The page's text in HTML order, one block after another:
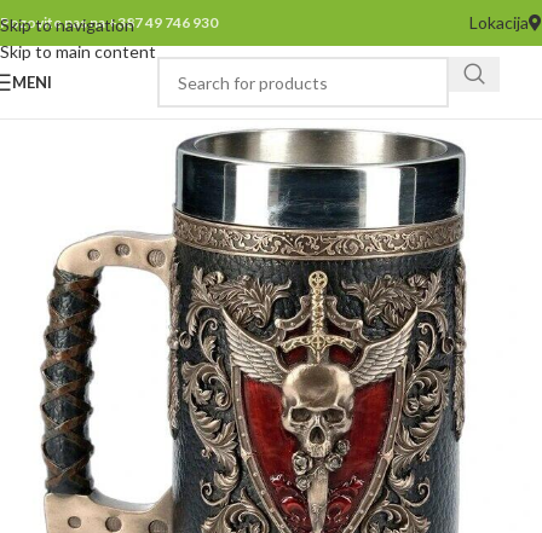
Skip to navigation
Skip to main content
Pozovite nas na +387 49 746 930 Lokacija
MENI